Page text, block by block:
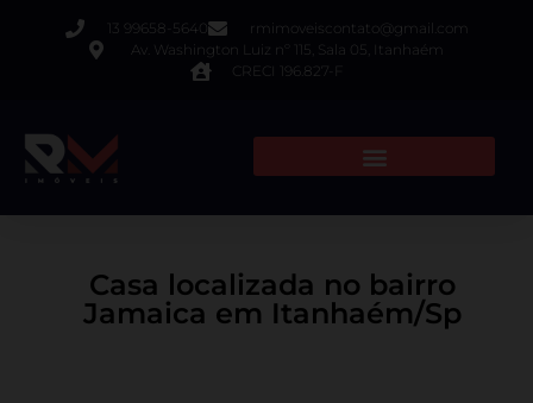
13 99658-5640
rmimoveiscontato@gmail.com
Av. Washington Luiz nº 115, Sala 05, Itanhaém
CRECI 196.827-F
Casa localizada no bairro
Jamaica em Itanhaém/Sp